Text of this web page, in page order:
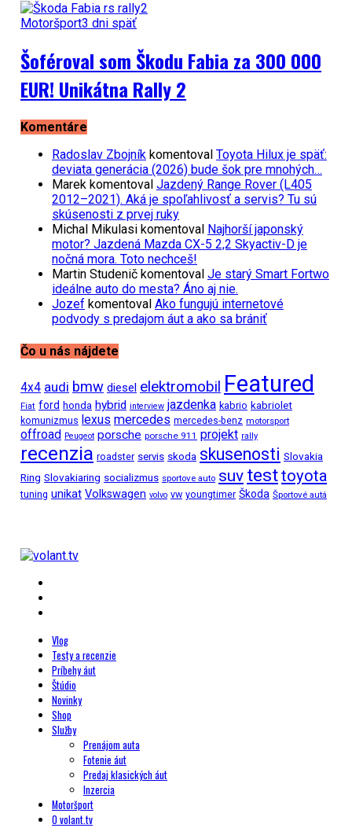
Motoršport3 dni späť
Šoféroval som Škodu Fabia za 300 000
EUR! Unikátna Rally 2
Komentáre
Radoslav Zbojníkkomentoval Toyota Hilux je späť:
deviata generácia (2026) bude šok pre mnohých…
Marekkomentoval Jazdený Range Rover (L405
2012–2021). Aká je spoľahlivosť a servis? Tu sú
skúsenosti z prvej ruky
Michal Mikulasikomentoval Najhorší japonský
motor? Jazdená Mazda CX-5 2,2 Skyactiv-D je
nočná mora. Toto nechceš!
Martin Studeničkomentoval Je starý Smart Fortwo
ideálne auto do mesta? Áno aj nie.
Jozef komentoval Ako fungujú internetové
podvody s predajom áut a ako sa brániť
Čo u nás nájdete
4x4 audi bmw diesel elektromobil Featured
Fiat ford honda hybrid interview jazdenka kabrio kabriolet
komunizmus lexus mercedes mercedes-benz motorsport
offroad Peugeot porsche porsche 911 projekt rally
recenzia roadster servis skoda skusenosti Slovakia
Ring Slovakiaring socializmus sportove auto suv testtoyota
tuning unikat Volkswagen volvo vw youngtimer Škoda Športové autá
Vlog
Testy a recenzie
Príbehy áut
Štúdio
Novinky
Shop
Služby
Prenájom auta
Fotenie áut
Predaj klasických áut
Inzercia
Motoršport
O volant.tv